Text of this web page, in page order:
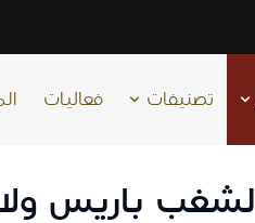
تصنيفات فعاليات
فيديو قديم يعود إلى